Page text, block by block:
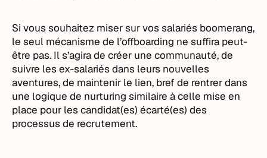
Si vous souhaitez miser sur vos salariés boomerang,
le seul mécanisme de l’offboarding ne suffira peut-
être pas. Il s’agira de créer une communauté, de
suivre les ex-salariés dans leurs nouvelles
aventures, de maintenir le lien, bref de rentrer dans
une logique de nurturing similaire à celle mise en
place pour les candidat(es) écarté(es) des
processus de recrutement.